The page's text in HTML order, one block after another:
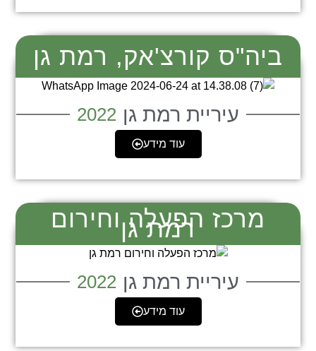
ביה"ס קורצ'אק, רמת גן
עיריית רמת גן 2022
עוד מידע
מרכז הפעלה וחירום
רמת גן
עיריית רמת גן 2022
עוד מידע